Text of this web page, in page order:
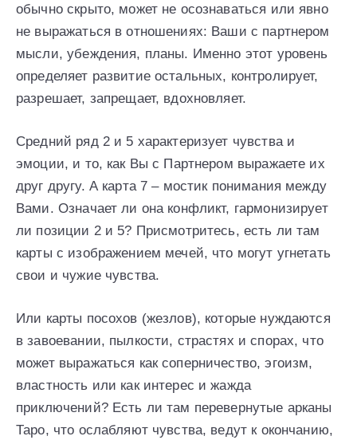
обычно скрыто, может не осознаваться или явно
не выражаться в отношениях: Ваши с партнером
мысли, убеждения, планы. Именно этот уровень
определяет развитие остальных, контролирует,
разрешает, запрещает, вдохновляет.
Средний ряд 2 и 5 характеризует чувства и
эмоции, и то, как Вы с Партнером выражаете их
друг другу. А карта 7 – мостик понимания между
Вами. Означает ли она конфликт, гармонизирует
ли позиции 2 и 5? Присмотритесь, есть ли там
карты с изображением мечей, что могут угнетать
свои и чужие чувства.
Или карты посохов (жезлов), которые нуждаются
в завоевании, пылкости, страстях и спорах, что
может выражаться как соперничество, эгоизм,
властность или как интерес и жажда
приключений? Есть ли там перевернутые арканы
Таро, что ослабляют чувства, ведут к окончанию,